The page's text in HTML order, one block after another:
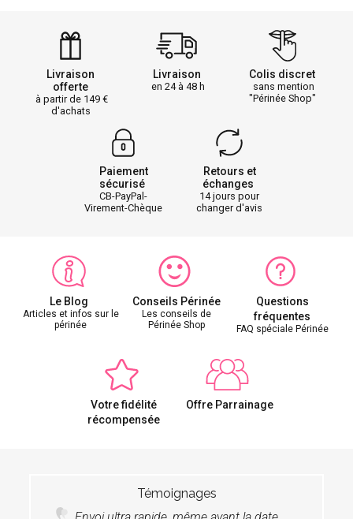
Livraison
offerte
à partir de 149
d'achats
Livraison
en 24 à 48 h
Colis discret
sans mention
"Périnée Shop"
Paiement
sécurisé
CB-PayPal-
Virement-Chèque
Retours et
échanges
14 jours pour
changer d'avis
Le Blog
Articles et infos sur le
périnée
Conseils Périnée
Les conseils de
Périnée Shop
Questions
fréquentes
FAQ spéciale Périnée
Votre fidélité
récompensée
Offre Parrainage
Témoignages